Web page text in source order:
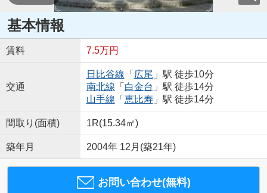
基本情報
賃料 7.5万円
交通
日比谷線 「 広尾 」駅 徒歩10分
南北線 「 白金台 」駅 徒歩14分
山手線 「 恵比寿」駅 徒歩14分
間取り(面積) 1R(15.34㎡)
築年月 2004年 12月(築21年)
お問い合わせ(無料)